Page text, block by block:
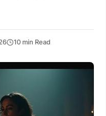
10 min Read